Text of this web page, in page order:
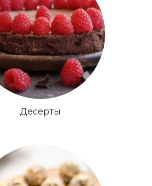
Десерты